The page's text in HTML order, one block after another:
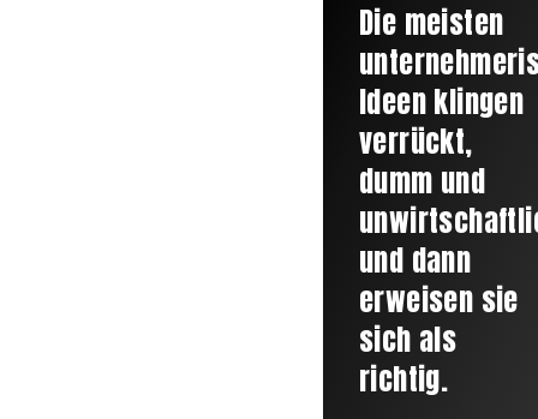
Die meisten
Ideen klingen
verrückt,
dumm und
und dann
erweisen sie
sich als
richtig.